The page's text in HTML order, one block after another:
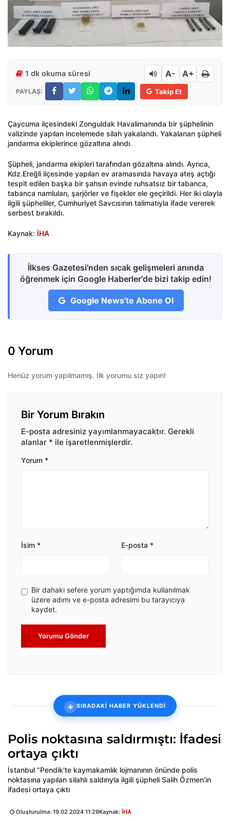
1 dk okuma süresi A- A+
PAYLAŞ: Takip Et
Çaycuma ilçesindeki Zonguldak Havalimanında bir şüphelinin
valizinde yapılan incelemede silah yakalandı. Yakalanan şüpheli
jandarma ekiplerince gözaltına alındı.
Şüpheli, jandarma ekipleri tarafından gözaltına alındı. Ayrıca,
Kdz.Ereğli ilçesinde yapılan ev aramasında havaya ateş açtığı
tespit edilen başka bir şahsın evinde ruhsatsız bir tabanca,
tabanca namluları, şarjörler ve fişekler ele geçirildi. Her iki olayla
ilgili şüpheliler, Cumhuriyet Savcısının talimatıyla ifade vererek
serbest bırakıldı.
Kaynak: İHA
İlkses Gazetesi'nden sıcak gelişmeleri anında
öğrenmek için Google Haberler'de bizi takip edin!
Google News'te Abone Ol
0 Yorum
Henüz yorum yapılmamış. İlk yorumu siz yapın!
Bir Yorum Bırakın
E-posta adresiniz yayımlanmayacaktır. Gerekli
alanlar * ile işaretlenmişlerdir.
Yorum *
İsim * E-posta *
Bir dahaki sefere yorum yaptığımda kullanılmak
üzere adımı ve e-posta adresimi bu tarayıcıya
kaydet.
Yorumu Gönder
SIRADAKİ HABER YÜKLENDİ
Polis noktasına saldırmıştı: İfadesi
ortaya çıktı
İstanbul "Pendik'te kaymakamlık lojmanının önünde polis
noktasına yapılan silahlı saldırıyla ilgili şüpheli Salih Özmen'in
ifadesi ortaya çıktı
Oluşturulma: 19.02.2024 11:29Kaynak: İHA